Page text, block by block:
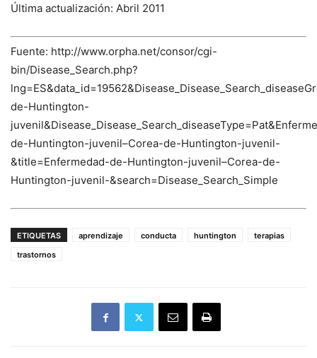
Última actualización: Abril 2011
Fuente: http://www.orpha.net/consor/cgi-
bin/Disease_Search.php?
de-Huntington-
de-Huntington-juvenil–Corea-de-Huntington-juvenil-
&title=Enfermedad-de-Huntington-juvenil–Corea-de-
Huntington-juvenil-&search=Disease_Search_Simple
ETIQUETAS aprendizaje conducta huntington
terapias
trastornos